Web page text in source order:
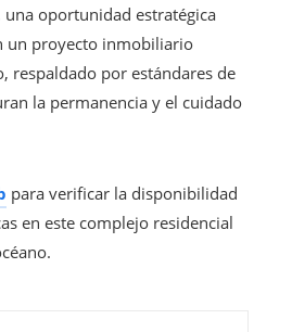
una oportunidad estratégica
un proyecto inmobiliario
respaldado por estándares de
la permanencia y el cuidado
para verificar la disponibilidad
en este complejo residencial